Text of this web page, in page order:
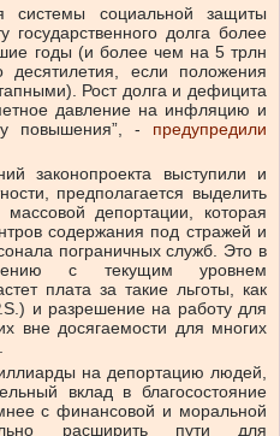
системы социальной защиты
государственного долга более
годы (и более чем на 5 трлн
если положения
Рост долга и дефицита
давление на инфляцию и
повышения”,
-
предупредили
законопроекта выступили и
предполагается выделить
депортации, которая
содержания под стражей и
пограничных служб. Это в
с текущим уровнем
плата за такие льготы, как
и разрешение на работу для
вне досягаемости для многих
на депортацию людей,
вклад в благосостояние
с финансовой и моральной
расширить пути для